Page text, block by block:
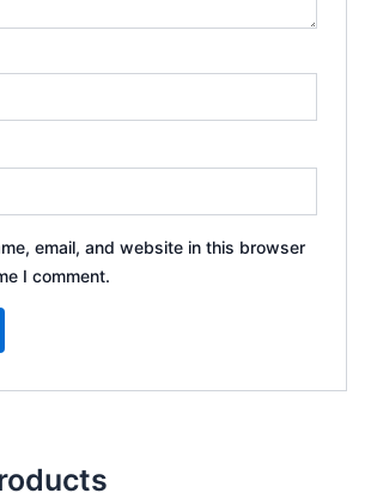
email, and website in this browser
I comment.